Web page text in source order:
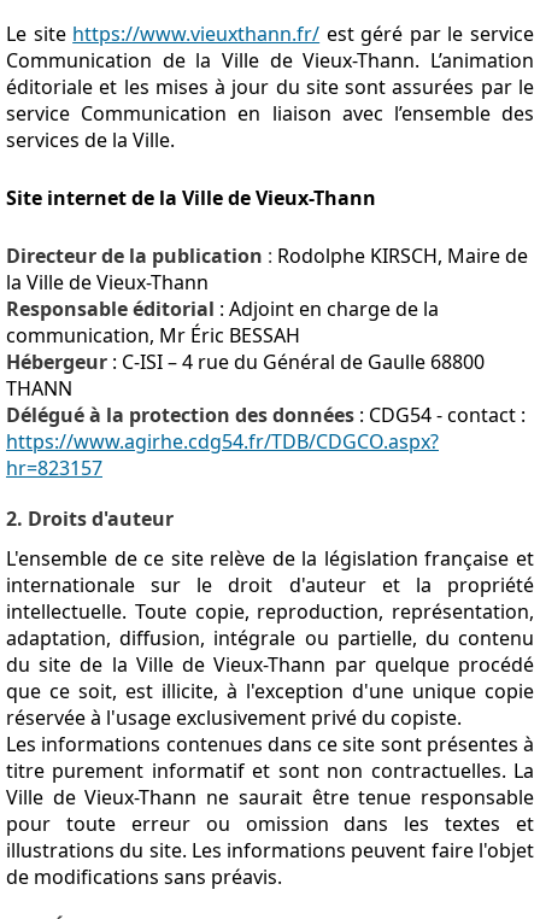
Le site https://www.vieuxthann.fr/ est géré par le service
Communication de la Ville de Vieux-Thann. L’animation
éditoriale et les mises à jour du site sont assurées par le
service Communication en liaison avec l’ensemble des
services de la Ville.
Site internet de la Ville de Vieux-Thann
Directeur de la publication : Rodolphe KIRSCH, Maire de
la Ville de Vieux-Thann
Responsable éditorial : Adjoint en charge de la
communication, Mr Éric BESSAH
Hébergeur : C-ISI – 4 rue du Général de Gaulle 68800
THANN
Délégué à la protection des données : CDG54 - contact :
https://www.agirhe.cdg54.fr/TDB/CDGCO.aspx?
hr=823157
2. Droits d'auteur
L'ensemble de ce site relève de la législation française et
internationale sur le droit d'auteur et la propriété
intellectuelle. Toute copie, reproduction, représentation,
adaptation, diffusion, intégrale ou partielle, du contenu
du site de la Ville de Vieux-Thann par quelque procédé
que ce soit, est illicite, à l'exception d'une unique copie
réservée à l'usage exclusivement privé du copiste.
Les informations contenues dans ce site sont présentes à
titre purement informatif et sont non contractuelles. La
Ville de Vieux-Thann ne saurait être tenue responsable
pour toute erreur ou omission dans les textes et
illustrations du site. Les informations peuvent faire l'objet
de modifications sans préavis.